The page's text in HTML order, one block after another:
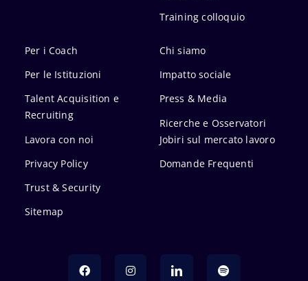
Training colloquio
Per i Coach
Per le Istituzioni
Talent Acquisition e
Recruiting
Lavora con noi
Privacy Policy
Trust & Security
Sitemap
Chi siamo
Impatto sociale
Press & Media
Ricerche e Osservatori
Jobiri sul mercato lavoro
Domande Frequenti